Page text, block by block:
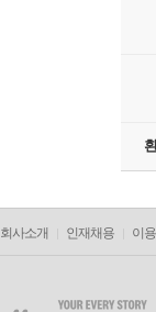
회사소개 인재채용 이